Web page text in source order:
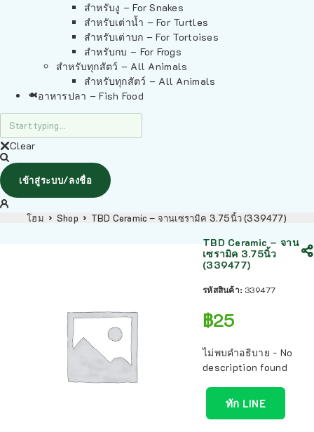
สำหรับงู – For Snakes
สำหรับเต่าน้ำ – For Turtles
สำหรับเต่าบก – For Tortoises
สำหรับกบ – For Frogs
สำหรับทุกสัตว์ – All Animals
สำหรับทุกสัตว์ – All Animals
อาหารปลา – Fish Food
Clear
เข้าสู่ระบบ/ลงชื่อ
โฮม Shop TBD Ceramic – จานเซรามิค 3.75นิ้ว (339477)
TBD Ceramic – จาน
เซรามิค 3.75นิ้ว
(339477)
รหัสสินค้า: 339477
฿25
ไม่พบคำอธิบาย - No
description found
ทัก LINE